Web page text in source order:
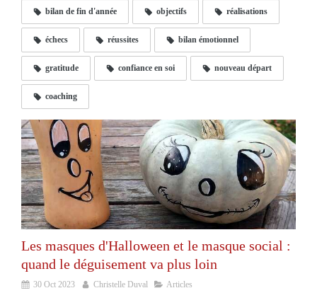
bilan de fin d'année objectifs réalisations
échecs réussites bilan émotionnel
gratitude confiance en soi nouveau départ
coaching
Les masques d'Halloween et le masque social :
quand le déguisement va plus loin
30 Oct 2023 Christelle Duval Articles